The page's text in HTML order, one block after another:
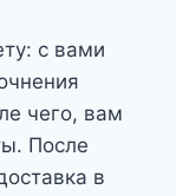
с вами
чего, вам
После
в